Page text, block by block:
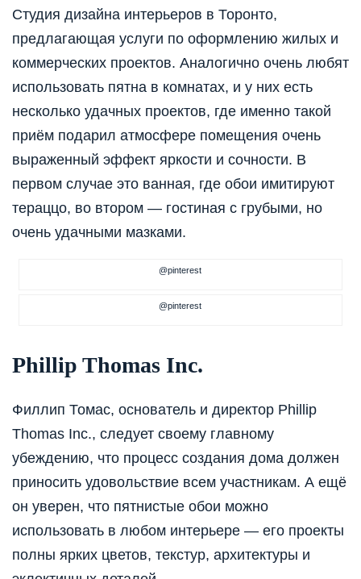
Студия дизайна интерьеров в Торонто,
предлагающая услуги по оформлению жилых и
коммерческих проектов. Аналогично очень любят
использовать пятна в комнатах, и у них есть
несколько удачных проектов, где именно такой
приём подарил атмосфере помещения очень
выраженный эффект яркости и сочности. В
первом случае это ванная, где обои имитируют
тераццо, во втором — гостиная с грубыми, но
очень удачными мазками.
@pinterest
@pinterest
Phillip Thomas Inc.
Филлип Томас, основатель и директор Phillip
Thomas Inc., следует своему главному
убеждению, что процесс создания дома должен
приносить удовольствие всем участникам. А ещё
он уверен, что пятнистые обои можно
использовать в любом интерьере — его проекты
полны ярких цветов, текстур, архитектуры и